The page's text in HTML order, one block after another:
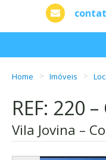
Home Imóveis
REF: 220
Vila Jovina –